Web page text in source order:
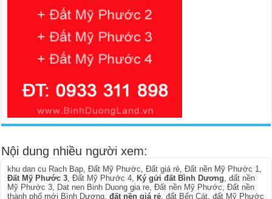
Nội dung nhiều người xem:
khu dan cu Rach Bap ,Đất Mỹ Phước ,Đất giá rẻ ,Đất nền Mỹ Phước 1
Đất Mỹ Phước 3 ,Đất Mỹ Phước 4 Ký gửi đất Bình Dương ,đất nền
Mỹ Phước 3
Dat nen Binh Duong gia re ,Đất nền Mỹ Phước ,Đất nền
thành phố mới Bình Dương ,đất nền giá rẻ ,đất Bến Cát ,đất Mỹ Phước